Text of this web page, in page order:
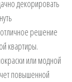
декорировать
решение
квартиры.
или модной
повышенной